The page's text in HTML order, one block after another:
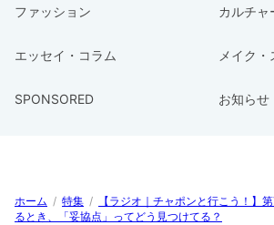
ファッション カルチャ
エッセイ・コラム メイク・
SPONSORED お知らせ
ホーム / 特集 /
【ラジオ｜チャポンと行こう！】
るとき、「妥協点」ってどう見つけてる？